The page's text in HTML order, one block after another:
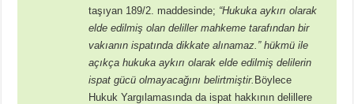
taşıyan 189/2. maddesinde; “Hukuka aykırı olarak
elde edilmiş olan deliller mahkeme tarafından bir
vakıanın ispatında dikkate alınamaz.” hükmü ile
açıkça hukuka aykırı olarak elde edilmiş delilerin
ispat gücü olmayacağını belirtmiştir. Böylece
Hukuk Yargılamasında da ispat hakkının delillere